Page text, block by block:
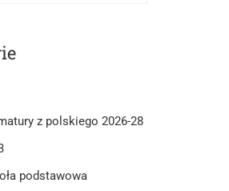
z polskiego 2026-28
podstawowa